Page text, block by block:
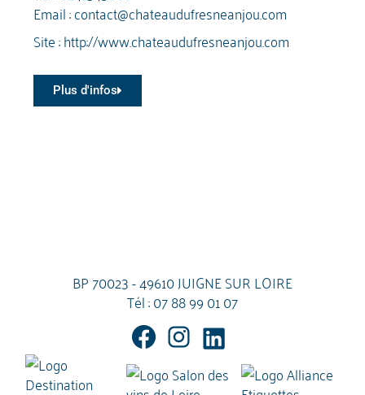
Email :contact@chateaudufresneanjou.com
Site :http://www.chateaudufresneanjou.com
Plus d'infos
BP 70023 - 49610 JUIGNE SUR LOIRE
Tél :07 88 99 01 07